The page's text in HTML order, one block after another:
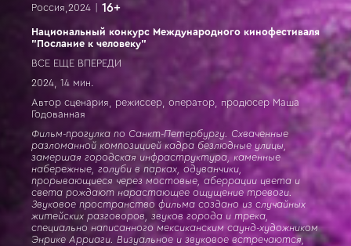
Россия 2024 16+
Национальный конкурс Международного кинофестиваля
"Послание к человеку"
ВСЕ ЕЩЕ ВПЕРЕДИ
2024, 14 мин.
Автор сценария, режиссер, оператор, продюсер Маша
Годованная
Фильм-прогулка по Санкт-Петербургу. Схваченные
разломанной композицией кадра безлюдные улицы,
замершая городская инфраструктура, каменные
набережные, голуби в парках, одуванчики,
прорывающиеся через мостовые, аберрации цвета и
света рождают нарастающее ощущение тревоги.
Звуковое пространство фильма создано из случайных
житейских разговоров, звуков города и трека,
специально написанного мексиканским саунд-художником
Энрике Арриаги. Визуальное и звуковое встречаются,